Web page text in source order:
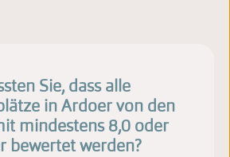
Sie, dass alle
in Ardoer von den
mindestens 8,0 oder
bewertet werden?